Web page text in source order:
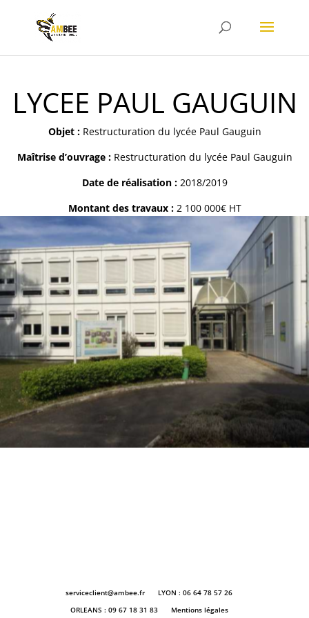
LYCEE PAUL GAUGUIN
Objet :Restructuration du lycée Paul Gauguin
Maîtrise d’ouvrage :Restructuration du lycée Paul Gauguin
Date de réalisation :2018/2019
Montant des travaux :2 100 000€ HT
serviceclient@ambee.fr
LYON : 06 64 78 57 26
ORLEANS : 09 67 18 31 83
Mentions légales